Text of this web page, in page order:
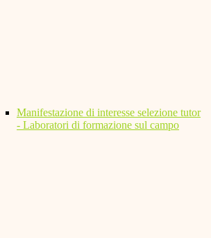
Manifestazione di interesse selezione tutor
- Laboratori di formazione sul campo